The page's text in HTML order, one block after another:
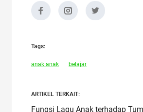
Tags:
anak anak belajar
ARTIKEL TERKAIT:
Fungsi Lagu Anak terhadap